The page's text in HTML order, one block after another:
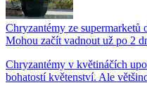
Chryzantémy ze
Mohou začít vadnout už po 2
Chryzantémy v květináčích
bohatostí květenství. Ale